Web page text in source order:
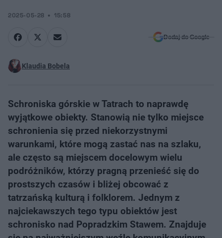
2025-05-28 15:58
Dodaj do Google
Klaudia Bobela
Schroniska górskie w Tatrach to naprawdę
wyjątkowe obiekty. Stanowią nie tylko miejsce
schronienia się przed niekorzystnymi
warunkami, które mogą zastać nas na szlaku,
ale często są miejscem docelowym wielu
podróżników, którzy pragną przenieść się do
prostszych czasów i bliżej obcować z
tatrzańską kulturą i folklorem. Jednym z
najciekawszych tego typu obiektów jest
schronisko nad Popradzkim Stawem. Znajduje